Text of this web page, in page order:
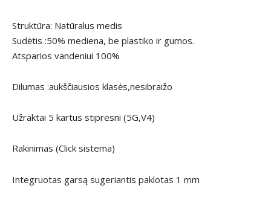
Struktūra: Natūralus medis
Sudėtis :50% mediena, be plastiko ir gumos.
Atsparios vandeniui 100%
Dilumas :aukščiausios klasės,nesibraižo
Užraktai 5 kartus stipresni (5G,V4)
Rakinimas (Click sistema)
Integruotas garsą sugeriantis paklotas 1 mm